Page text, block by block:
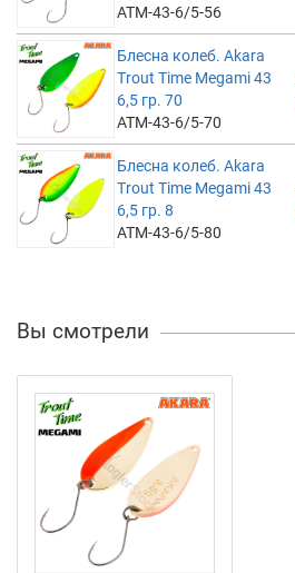
ATM-43-6/5-56
Блесна колеб. Akara
Trout Time Megami 43
6,5 гр. 70
ATM-43-6/5-70
Блесна колеб. Akara
Trout Time Megami 43
6,5 гр. 8
ATM-43-6/5-80
Вы смотрели